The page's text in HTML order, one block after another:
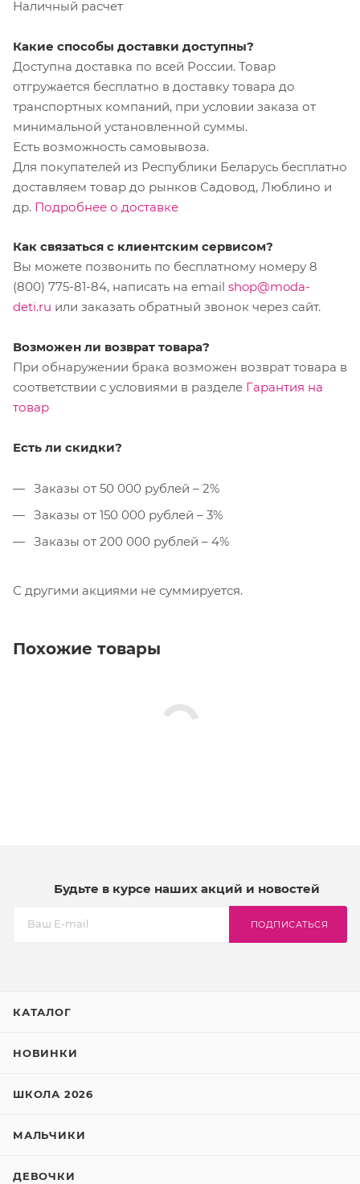
Наличный расчет
Какие способы доставки доступны?
Доступна доставка по всей России. Товар
отгружается бесплатно в доставку товара до
транспортных компаний, при условии заказа от
минимальной установленной суммы.
Есть возможность самовывоза.
Для покупателей из Республики Беларусь бесплатно
доставляем товар до рынков Садовод, Люблино и
др. Подробнее о доставке
Как связаться с клиентским сервисом?
Вы можете позвонить по бесплатному номеру 8
(800) 775-81-84, написать на email shop@moda-
deti.ru или заказать обратный звонок через сайт.
Возможен ли возврат товара?
При обнаружении брака возможен возврат товара в
соответствии с условиями в разделе Гарантия на
товар
Есть ли скидки?
Заказы от 50 000 рублей – 2%
Заказы от 150 000 рублей – 3%
Заказы от 200 000 рублей – 4%
С другими акциями не суммируется.
Похожие товары
Будьте в курсе наших акций и новостей
ПОДПИСАТЬСЯ
КАТАЛОГ
НОВИНКИ
ШКОЛА 2026
МАЛЬЧИКИ
ДЕВОЧКИ